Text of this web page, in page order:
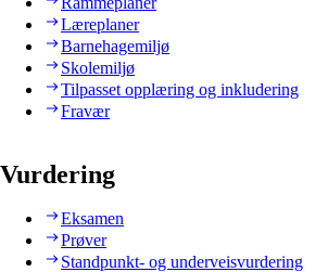
Læreplaner
Barnehagemiljø
Skolemiljø
Tilpasset opplæring og inkludering
Fravær
Vurdering
Eksamen
Prøver
Standpunkt- og underveisvurdering